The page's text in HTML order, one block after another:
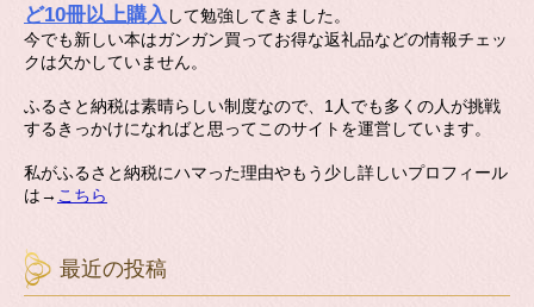
ど10冊以上購入 して勉強してきました。
今でも新しい本はガンガン買ってお得な返礼品などの情報チェッ
クは欠かしていません。
ふるさと納税は素晴らしい制度なので、1人でも多くの人が挑戦
するきっかけになればと思ってこのサイトを運営しています。
私がふるさと納税にハマった理由やもう少し詳しいプロフィール
は→ こちら
最近の投稿